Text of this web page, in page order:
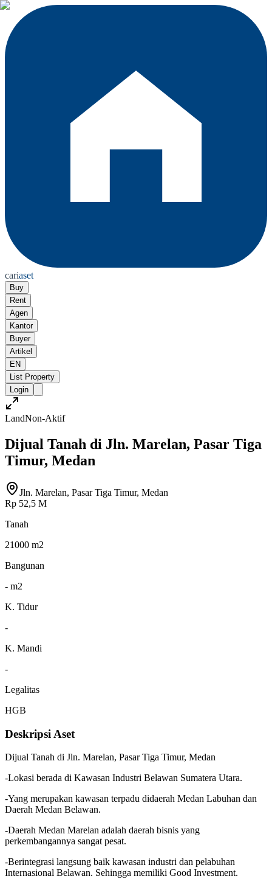
cariaset
Buy
Rent
Agen
Kantor
Buyer
Artikel
EN
List Property
Login
LandNon-Aktif
Dijual Tanah di Jln. Marelan, Pasar Tiga
Timur, Medan
Jln. Marelan, Pasar Tiga Timur, Medan
Rp 52,5 M
Tanah
21000 m2
Bangunan
- m2
K. Tidur
-
K. Mandi
-
Legalitas
HGB
Deskripsi Aset
Dijual Tanah di Jln. Marelan, Pasar Tiga Timur, Medan
-Lokasi berada di Kawasan Industri Belawan Sumatera Utara.
-Yang merupakan kawasan terpadu didaerah Medan Labuhan dan
Daerah Medan Belawan.
-Daerah Medan Marelan adalah daerah bisnis yang
perkembangannya sangat pesat.
-Berintegrasi langsung baik kawasan industri dan pelabuhan
Internasional Belawan. Sehingga memiliki Good Investment.